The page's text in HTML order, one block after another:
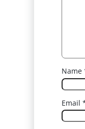
Name
Email